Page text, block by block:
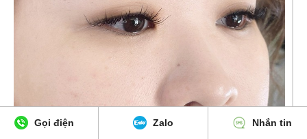
Gọi điện Zalo Nhắn tin